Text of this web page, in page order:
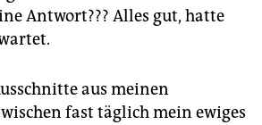
Antwort??? Alles gut, hatte
aus meinen
fast täglich mein ewiges